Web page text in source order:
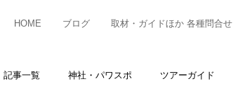
HOME ブログ 取材・ガイドほか 各種問合せ
記事一覧 神社・パワスポ ツアーガイド